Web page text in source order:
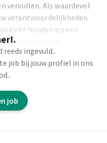
vervullen. Als waardevol
verantwoordelijkheden
houden op een
van de
precisie en
reeds ingevuld..
job bij jouw profiel in ons
job